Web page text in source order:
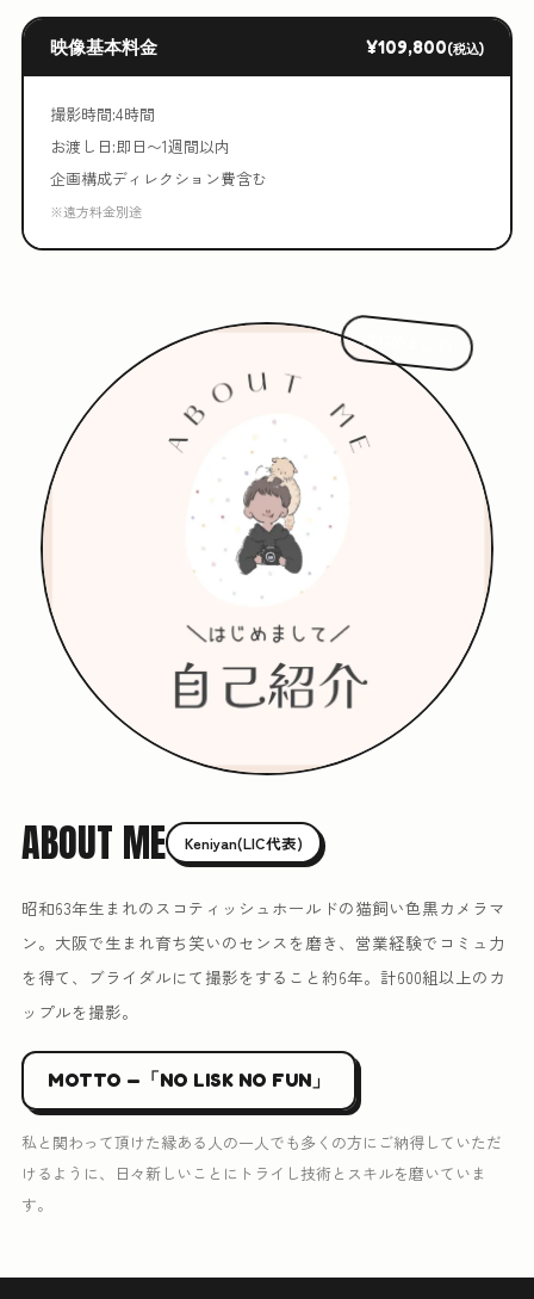
映像基本料金 ¥109,800(税込)
撮影時間:4時間
お渡し日:即日〜1週間以内
企画構成ディレクション費含む
※遠方料金別途
はじめまして!
ABOUT ME Keniyan(LIC代表)
昭和63年生まれのスコティッシュホールドの猫飼い色黒カメラマ
ン。大阪で生まれ育ち笑いのセンスを磨き、営業経験でコミュ力
を得て、ブライダルにて撮影をすること約6年。計600組以上のカ
ップルを撮影。
MOTTO —「NO LISK NO FUN」
私と関わって頂けた縁ある人の一人でも多くの方にご納得していただ
けるように、日々新しいことにトライし技術とスキルを磨いていま
す。